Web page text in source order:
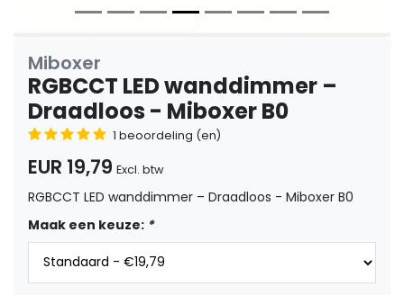
Miboxer
RGBCCT LED wanddimmer –
Draadloos - Miboxer B0
1 beoordeling (en)
EUR 19,79 Excl. btw
RGBCCT LED wanddimmer – Draadloos - Miboxer B0
Maak een keuze: *